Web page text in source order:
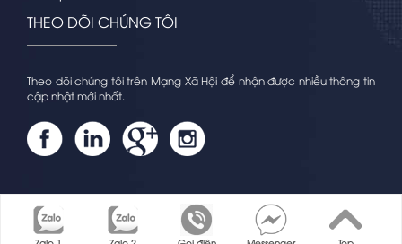
THEO DÕI CHÚNG TÔI
Theo dõi chúng tôi trên Mạng Xã Hội để nhận được nhiều thông tin
cập nhật mới nhất.
Copyright by Ditruiec.com | Designed byRaccoon.vn